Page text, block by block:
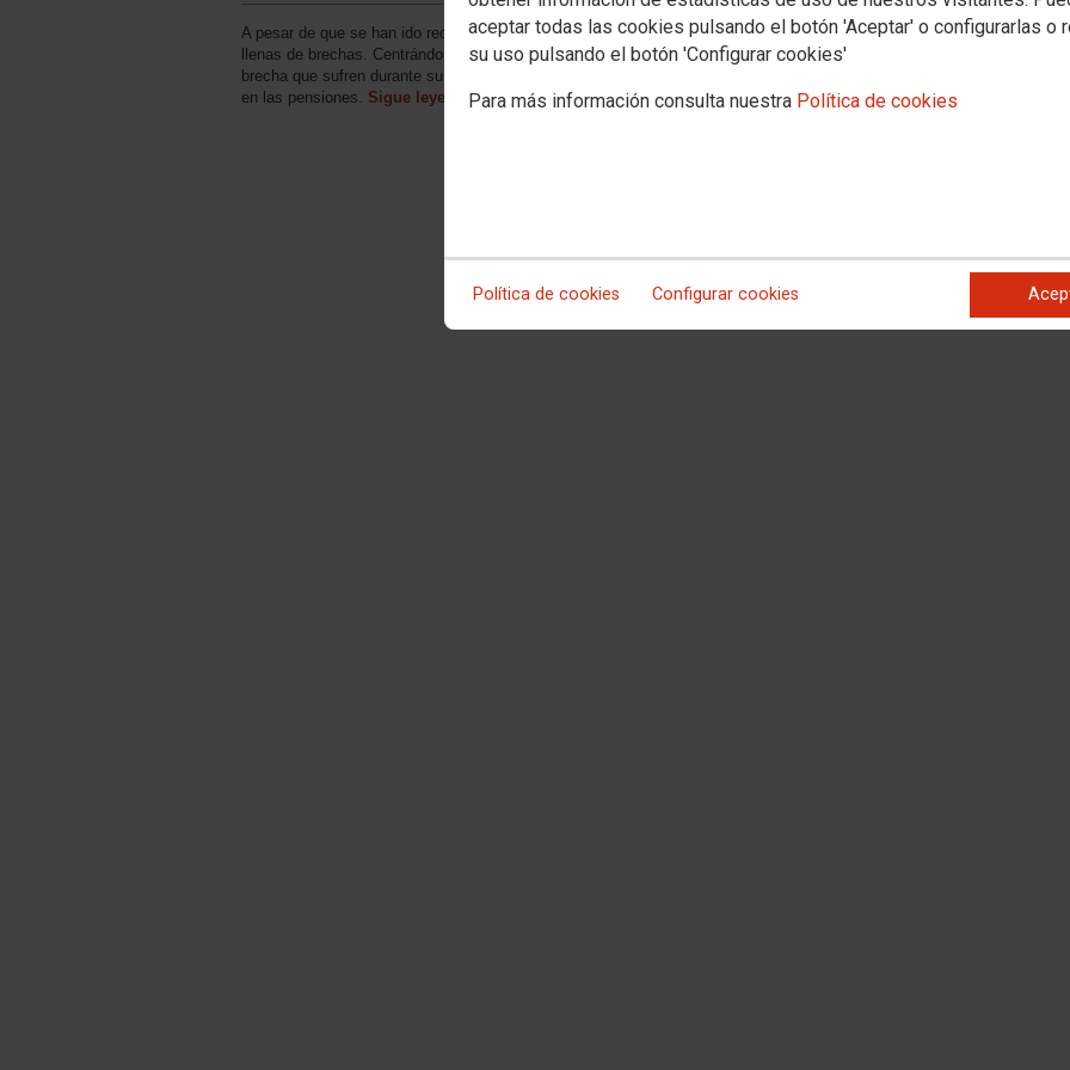
aceptar todas las cookies pulsando el botón 'Aceptar' o configurarlas o
su uso pulsando el botón 'Configurar cookies'
Para más información consulta nuestra Política de cookies
Política de cookies Configurar cookies
A pesar de que se han ido reduciendo a lo largo de los años, las vidas de las mujeres en la Comunidad de Madrid están
llenas de brechas. Centrándonos en las que tienen que ver con la desigualdad económica, puede advertirse que la
brecha que sufren durante su trayectoria laboral (y, por tanto, en sus salarios) va a encontrar su correlato en la brecha
en las pensiones. Sigue leyendo el artículo en Nueva Tribuna aquí >>>